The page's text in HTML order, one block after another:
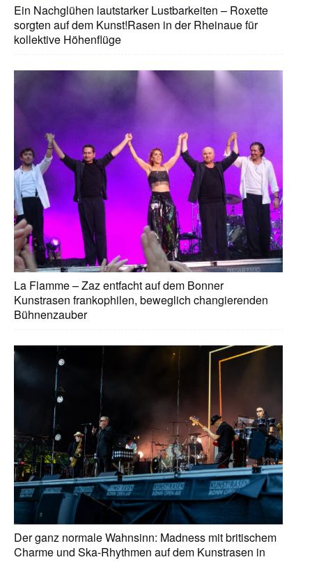
Ein Nachglühen lautstarker Lustbarkeiten – Roxette
sorgten auf dem Kunst!Rasen in der Rheinaue für
kollektive Höhenflüge
La Flamme – Zaz entfacht auf dem Bonner
Kunstrasen frankophilen, beweglich changierenden
Bühnenzauber
Der ganz normale Wahnsinn: Madness mit britischem
Charme und Ska-Rhythmen auf dem Kunstrasen in